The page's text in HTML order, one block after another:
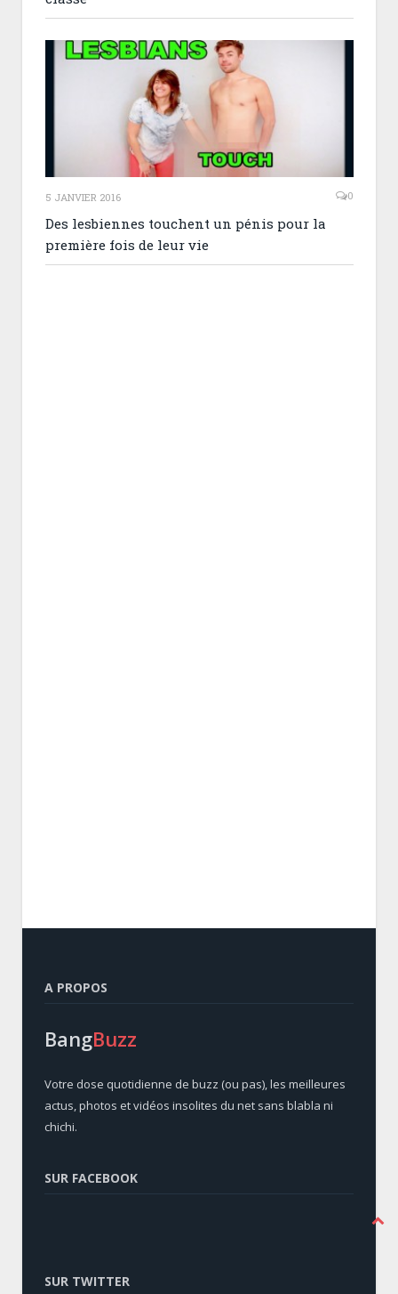
5 JANVIER 2016 0
Des lesbiennes touchent un pénis pour la
première fois de leur vie
A PROPOS
BangBuzz
Votre dose quotidienne de buzz (ou pas), les meilleures
actus, photos et vidéos insolites du net sans blabla ni
chichi.
SUR FACEBOOK
SUR TWITTER